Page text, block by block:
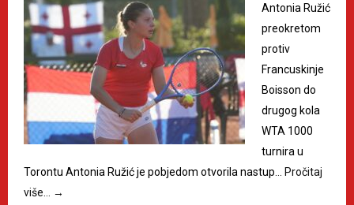
Antonia Ružić
preokretom
protiv
Francuskinje
Boisson do
drugog kola
WTA 1000
turnira u
Torontu Antonia Ružić je pobjedom otvorila nastup… Pročitaj
više…
→